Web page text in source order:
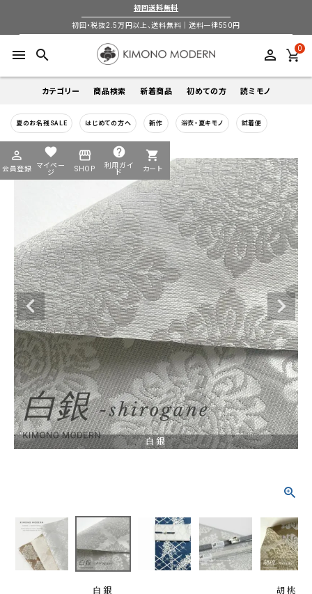
初回送料無料
初回・税抜2.5万円以上、送料無料｜送料一律550円
menu search perm_identity 0
カテゴリー
着物
帯
襦袢
小物
商品検索
キーワードから探す
search
季節から探す
通年 5-9月 夏季以外通年 春 夏 秋 冬
カテゴリーから探す
着物 帯 羽織 襦袢 小物
タイプから探す
カジュアル ソシアル フォーマル
商品タイプ
在庫有 アーカイブ商品 セール商品
木綿・麻 ポリエステル その他
価格から探す
5,000-10,000円
新着商品 初めての方 読ミモノ
夏のお名残SALE はじめての方へ 新作 浴衣・夏キモノ 試着便
perm_identity
会員登録
favorite
マイペー
ジ
storefront
SHOP
help
利用ガイ
ド
shopping_cart
カート search
perm_identity 会員登録
ようこそ ゲスト 様
着物
羽織
白銀
白銀 胡桃